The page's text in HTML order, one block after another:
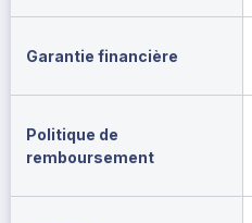
Garantie financière
Politique de
remboursement